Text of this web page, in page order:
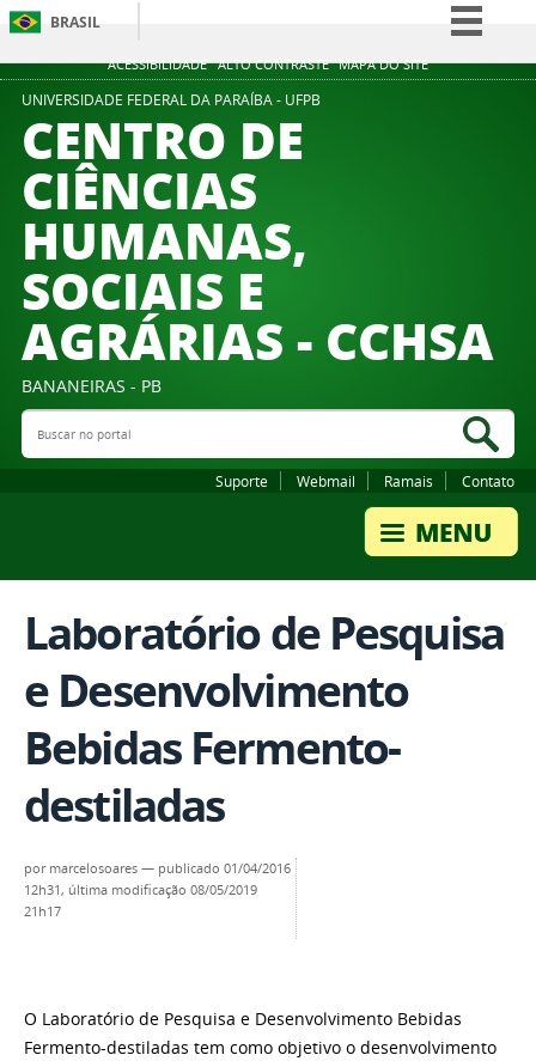
ACESSIBILIDADE ALTO CONTRASTE MAPA DO SITE
BRASIL
Simplifique!
UNIVERSIDADE FEDERAL DA PARAÍBA - UFPB
CENTRO DE
CIÊNCIAS
HUMANAS,
SOCIAIS E
AGRÁRIAS - CCHSA
BANANEIRAS - PB
Buscar no portal
Suporte Webmail Ramais Contato
Laboratório de Pesquisa
e Desenvolvimento
Bebidas Fermento-
destiladas
por marcelosoares — publicado 01/04/2016
12h31, última modificação 08/05/2019
21h17
O Laboratório de Pesquisa e Desenvolvimento Bebidas
Fermento-destiladas tem como objetivo o desenvolvimento